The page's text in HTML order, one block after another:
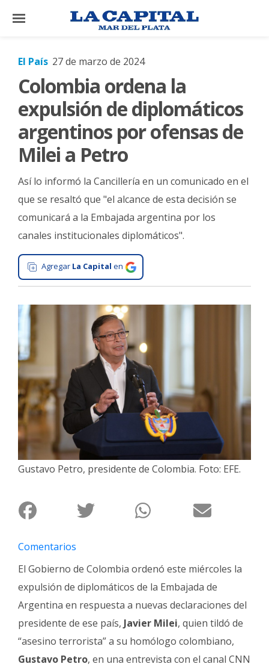
×
El
Mundo
La
Cultura
Tecnología
Gastronomía
Salud
Interés
Ciudad
Deportes
Arte
y
Espectáculos
Policiales
Cartelera
Fotos
Familia
Clasificados
Fúnebres
El País 27 de marzo de 2024
Colombia ordena la
expulsión de diplomáticos
argentinos por ofensas de
Milei a Petro
Así lo informó la Cancillería en un comunicado en el
que se resaltó que "el alcance de esta decisión se
comunicará a la Embajada argentina por los
canales institucionales diplomáticos".
Agregar La Capital en
Gustavo Petro, presidente de Colombia. Foto: EFE.
Comentarios
El Gobierno de Colombia ordenó este miércoles la
expulsión de diplomáticos de la Embajada de
Argentina en respuesta a nuevas declaraciones del
presidente de ese país, Javier Milei, quien tildó de
“asesino terrorista” a su homólogo colombiano,
Gustavo Petro, en una entrevista con el canal CNN